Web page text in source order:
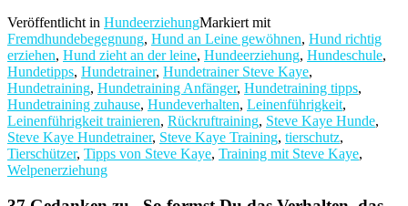
Veröffentlicht in HundeerziehungMarkiert mit
Fremdhundebegegnung, Hund an Leine gewöhnen, Hund richtig
erziehen, Hund zieht an der leine, Hundeerziehung, Hundeschule,
Hundetipps, Hundetrainer, Hundetrainer Steve Kaye,
Hundetraining, Hundetraining Anfänger, Hundetraining tipps,
Hundetraining zuhause, Hundeverhalten, Leinenführigkeit,
Leinenführigkeit trainieren, Rückruftraining, Steve Kaye Hunde,
Steve Kaye Hundetrainer, Steve Kaye Training, tierschutz,
Tierschützer, Tipps von Steve Kaye, Training mit Steve Kaye,
Welpenerziehung